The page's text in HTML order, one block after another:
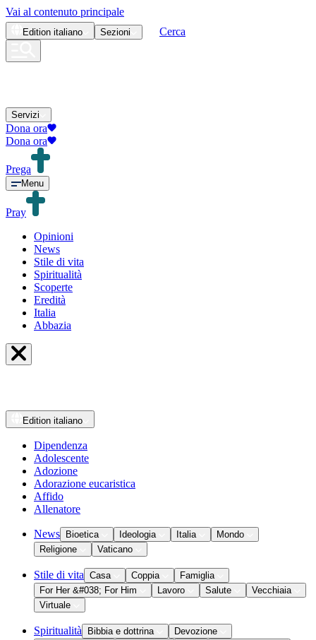
Vai al contenuto principale
Edition italiano Sezioni Cerca
Servizi
Dona ora
Dona ora
Prega
Menu
Pray
Opinioni
News
Stile di vita
Spiritualità
Scoperte
Eredità
Italia
Abbazia
Edition italiano
Dipendenza
Adolescente
Adozione
Adorazione eucaristica
Affido
Allenatore
News Bioetica Ideologia Italia
Mondo
Religione
Vaticano
Stile di vita Casa Coppia
Famiglia
For Her &#038; For Him
Lavoro Salute
Vecchiaia
Virtuale
Spiritualità Bibbia e dottrina
Devozione